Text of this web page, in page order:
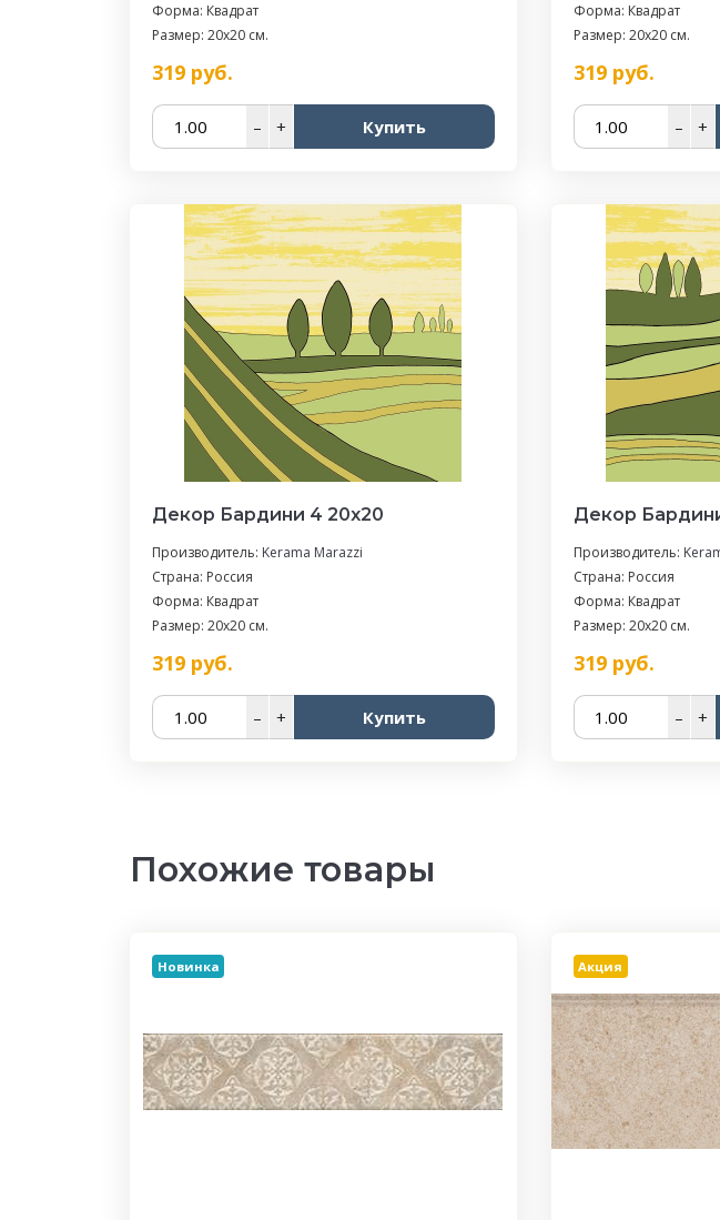
Форма: Квадрат
Размер: 20x20 см.
319 руб.
– + Купить
Форма: Квадрат
Размер: 20x20 см.
319руб.
– +
Декор Бардини 4 20x20
Производитель: Kerama Marazzi
Страна: Россия
Форма: Квадрат
Размер: 20x20 см.
319 руб.
– + Купить
Декор
Производитель:
Страна: Россия
Форма: Квадрат
Размер: 20x20 см.
319руб.
– +
Похожие товары
Новинка Акция